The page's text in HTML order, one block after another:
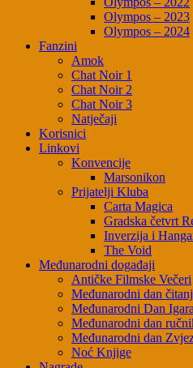
Olympos – 2023
Olympos – 2024
Fanzini
Amok
Chat Noir 1
Chat Noir 2
Chat Noir 3
Natječaji
Korisnici
Linkovi
Konvencije
Marsonikon
Prijatelji Kluba
Carta Magica
Gradska četvrt
Inverzija i
The Void
Međunarodni događaji
Antičke Filmske Večeri
Međunarodni dan
Međunarodni Dan
Međunarodni dan
Međunarodni dan
Noć Knjige